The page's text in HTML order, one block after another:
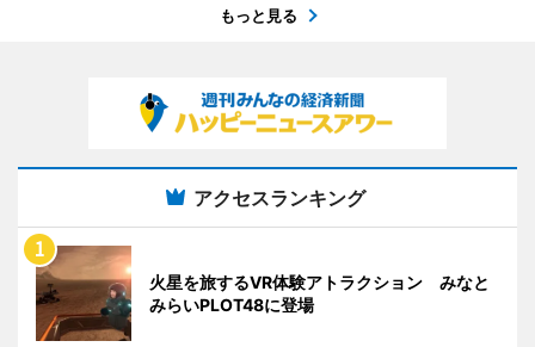
もっと見る
アクセスランキング
火星を旅するVR体験アトラクション みなと
みらいPLOT48に登場